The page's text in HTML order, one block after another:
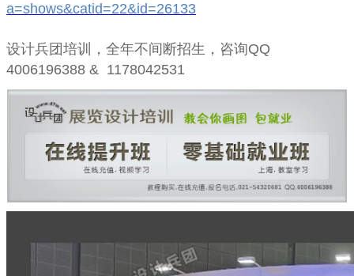
a=shows&catid=22&id=26133
设计兵团培训，全年不间断招生，咨询QQ
4006196388 & 1178042531